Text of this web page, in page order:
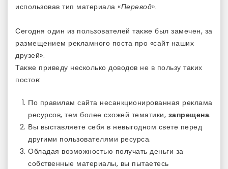
использовав тип материала «Перевод».
Сегодня один из пользователей также был замечен, за
размещением рекламного поста про «сайт наших
друзей».
Также приведу несколько доводов не в пользу таких
постов:
По правилам сайта несанкционированная реклама
ресурсов, тем более схожей тематики, запрещена.
Вы выставляете себя в невыгодном свете перед
другими пользователями ресурса.
Обладая возможностью получать деньги за
собственные материалы, вы пытаетесь